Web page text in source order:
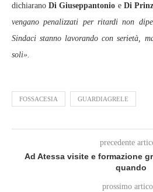
dichiarano Di Giuseppantonio eDi
vengano penalizzati per ritardi non
Sindaci stanno lavorando con serietà,
soli».
FOSSACESIA GUARDIAGRELE
precedente
Ad Atessa visite e formazione
quando
prossimo